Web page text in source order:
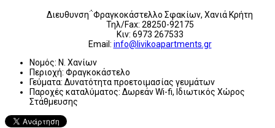
Διευθυνση΅Φραγκοκάστελλο Σφακίων, Χανιά Κρήτη
Τηλ/Fax: 28250-92175
Κιν: 6973 267533
Email: info@livikoapartments.gr
Νομός: Ν. Χανίων
Περιοχή: Φραγκοκάστελο
Γεύματα: Δυνατότητα προετοιμασίας γευμάτων
Παροχές καταλύματος: Δωρεάν Wi-fi, Ιδιωτικός Χώρος
Στάθμευσης